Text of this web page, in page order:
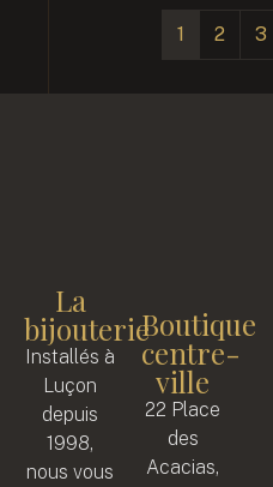
1 2 3
La
bijouterie
Installés à
Luçon
depuis
1998,
nous vous
Boutique
centre-
ville
22 Place
des
Acacias,